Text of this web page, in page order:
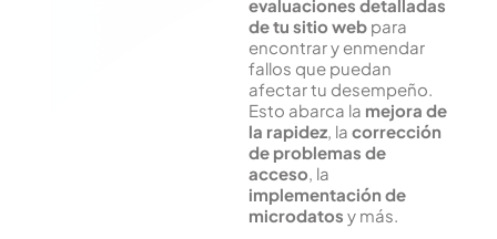
evaluaciones detalladas
de tu sitio web para
encontrar y enmendar
fallos que puedan
afectar tu desempeño.
Esto abarca la mejora de
la rapidez, la corrección
de problemas de
acceso, la
implementación de
microdatos y más.